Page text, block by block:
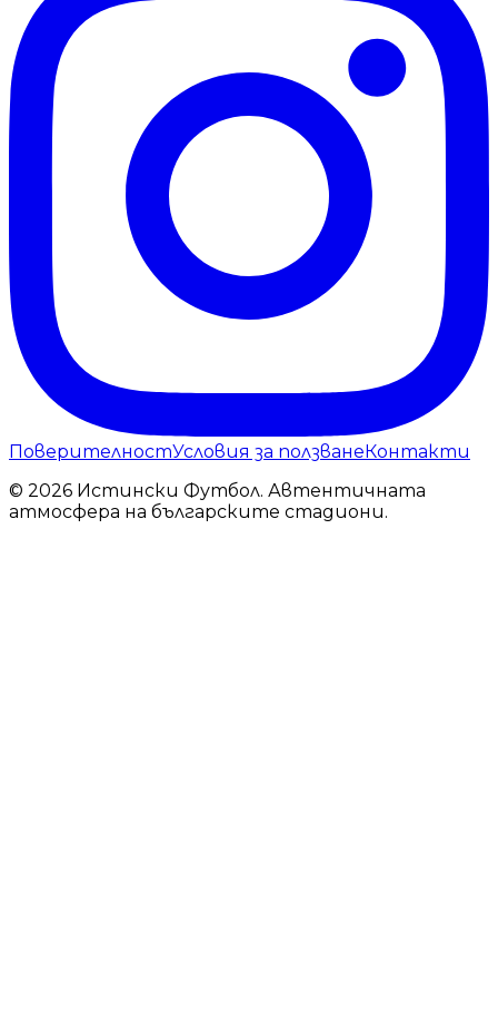
ПоверителностУсловия за ползванеКонтакти
© 2026 Истински Футбол. Автентичната
атмосфера на българските стадиони.